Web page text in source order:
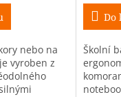
nebo na
vyroben z
Do
Školní